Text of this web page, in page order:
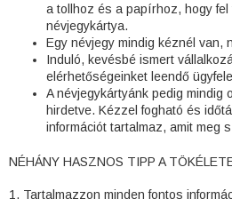
a tollhoz és a papírhoz, hogy
névjegykártya.
Egy névjegy mindig kéznél van,
Induló, kevésbé ismert
elérhetőségeinket leendő
A névjegykártyánk pedig
hirdetve. Kézzel fogható és
információt tartalmaz, amit meg
NÉHÁNY HASZNOS TIPP A
1. Tartalmazzon minden fontos